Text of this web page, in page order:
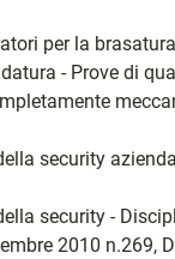
per la
- Prove di
security
security -
2010 n.269,